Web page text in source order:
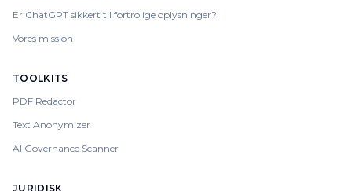
Er ChatGPT sikkert til fortrolige oplysninger?
Vores mission
TOOLKITS
PDF Redactor
Text Anonymizer
AI Governance Scanner
JURIDISK